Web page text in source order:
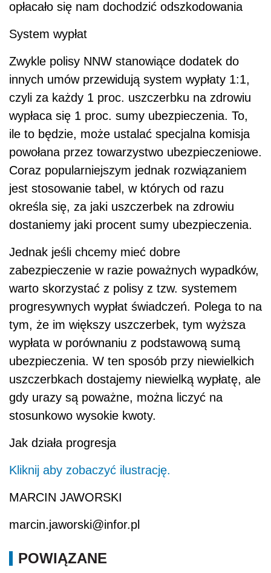
opłacało się nam dochodzić odszkodowania
System wypłat
Zwykle polisy NNW stanowiące dodatek do
innych umów przewidują system wypłaty 1:1,
czyli za każdy 1 proc. uszczerbku na zdrowiu
wypłaca się 1 proc. sumy ubezpieczenia. To,
ile to będzie, może ustalać specjalna komisja
powołana przez towarzystwo ubezpieczeniowe.
Coraz popularniejszym jednak rozwiązaniem
jest stosowanie tabel, w których od razu
określa się, za jaki uszczerbek na zdrowiu
dostaniemy jaki procent sumy ubezpieczenia.
Jednak jeśli chcemy mieć dobre
zabezpieczenie w razie poważnych wypadków,
warto skorzystać z polisy z tzw. systemem
progresywnych wypłat świadczeń. Polega to na
tym, że im większy uszczerbek, tym wyższa
wypłata w porównaniu z podstawową sumą
ubezpieczenia. W ten sposób przy niewielkich
uszczerbkach dostajemy niewielką wypłatę, ale
gdy urazy są poważne, można liczyć na
stosunkowo wysokie kwoty.
Jak działa progresja
Kliknij aby zobaczyć ilustrację.
MARCIN JAWORSKI
marcin.jaworski@infor.pl
POWIĄZANE